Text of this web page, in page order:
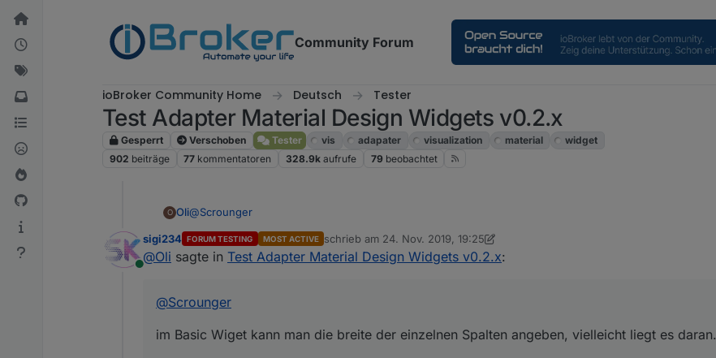
Weiter zum Inhalt
Community Forum
ioBroker Community Home Deutsch Tester
Test Adapter Material Design Widgets v0.2.x
Gesperrt Verschoben Tester vis adapater visualization material
widget
902 beiträge 77 kommentatoren 328.9k aufrufe 79 beobachtet
O Oli@Scrounger
im Basic Wiget kann man die breite der einzelnen Spalten angeben, vielleicht liegt es daran.
Online
sigi234 FORUM TESTING MOST ACTIVE schrieb am 24. Nov. 2019, 19:25
zuletzt editiert von sigi234
@Oli sagte in Test Adapter Material Design Widgets v0.2.x:
@Scrounger
im Basic Wiget kann man die breite der einzelnen Spalten angeben, vielleicht liegt es daran.